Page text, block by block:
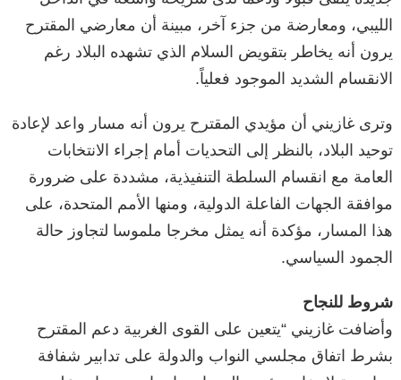
الليبي، ومعارضة من جزء آخر، مبينة أن معارضي المقترح
يرون أنه يخاطر بتقويض السلام الذي تشهده البلاد رغم
الانقسام الشديد الموجود فعلياً.
وترى غازيني أن مؤيدي المقترح يرون أنه مسار واعد لإعادة
توحيد البلاد، بالنظر إلى التحديات أمام إجراء الانتخابات
العامة مع انقسام السلطة التنفيذية، مشددة على ضرورة
موافقة الجهات الفاعلة الدولية، ومنها الأمم المتحدة، على
هذا المسار، مؤكدة أنه يمثل مخرجا ملموسا لتجاوز حالة
الجمود السياسي.
شروط للنجاح
وأضافت غازيني “يتعين على القوى الغربية دعم المقترح
بشرط اتفاق مجلسي النواب والدولة على تدابير شفافة